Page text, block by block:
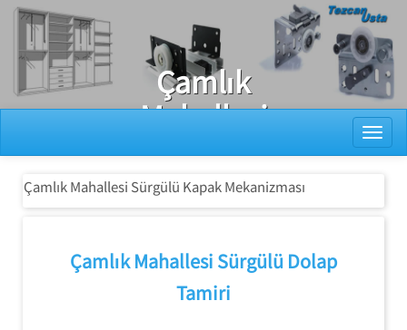
Ray Dolap Tamiri
Çamlık
Mahallesi
Sürgülü Kapak
Mekanizması
Çamlık Mahallesi Sürgülü Kapak Mekanizması
Çamlık Mahallesi Sürgülü Dolap
Tamiri